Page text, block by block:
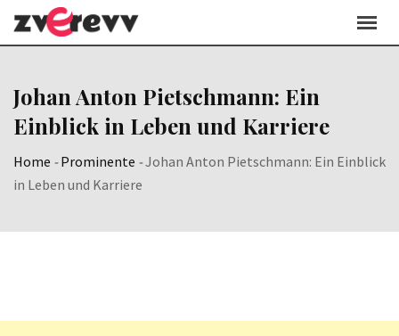
Skip
Johan Anton Pietschmann: Ein
Einblick in Leben und Karriere
Home -Prominente -Johan Anton Pietschmann: Ein Einblick
in Leben und Karriere